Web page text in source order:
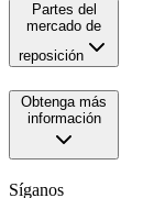
Partes del
mercado de
reposición
Obtenga más
información
Síganos